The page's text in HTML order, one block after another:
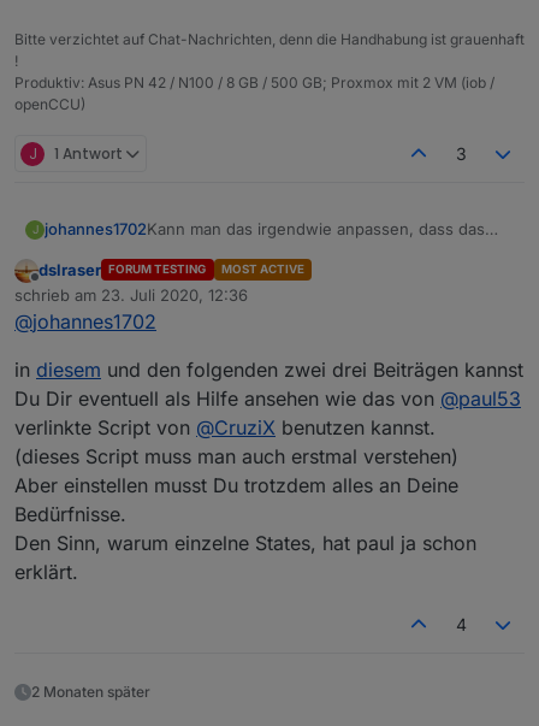
Bitte verzichtet auf Chat-Nachrichten, denn die Handhabung ist grauenhaft
!
Produktiv: Asus PN 42 / N100 / 8 GB / 500 GB; Proxmox mit 2 VM (iob /
openCCU)
J 1 Antwort 3
J johannes1702Kann man das irgendwie anpassen, dass das
nicht wirklich fit in Javascript :-(
Offline
dslraser FORUM TESTING MOST ACTIVE
schrieb am 23. Juli 2020, 12:36
zuletzt editiert von
@johannes1702
in diesem und den folgenden zwei drei Beiträgen kannst
Du Dir eventuell als Hilfe ansehen wie das von @paul53
verlinkte Script von @CruziX benutzen kannst.
(dieses Script muss man auch erstmal verstehen)
Aber einstellen musst Du trotzdem alles an Deine
Bedürfnisse.
Den Sinn, warum einzelne States, hat paul ja schon
erklärt.
4
2 Monaten später